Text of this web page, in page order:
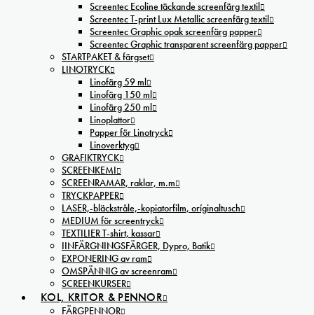
Screentec Ecoline täckande screenfärg textil
Screentec T-print Lux Metallic screenfärg textil
Screentec Graphic opak screenfärg papper
Screentec Graphic transparent screenfärg papper
STARTPAKET & färgset
LINOTRYCK
Linofärg 59 ml
Linofärg 150 ml
Linofärg 250 ml
Linoplattor
Papper för Linotryck
Linoverktyg
GRAFIKTRYCK
SCREENKEMI
SCREENRAMAR, raklar, m.m
TRYCKPAPPER
LASER,-bläckstråle,-kopiatorfilm, oríginaltusch
MEDIUM för screentryck
TEXTILIER T-shirt, kassar
IINFÄRGNINGSFÄRGER, Dypro, Batik
EXPONERING av ram
OMSPÄNNIG av screenram
SCREENKURSER
KOL, KRITOR & PENNOR
FÄRGPENNOR